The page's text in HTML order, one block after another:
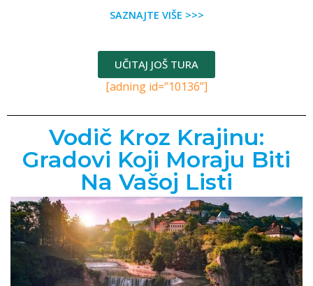
SAZNAJTE VIŠE >>>
UČITAJ JOŠ TURA
[adning id=”10136”]
Vodič Kroz Krajinu:
Gradovi Koji Moraju Biti
Na Vašoj Listi